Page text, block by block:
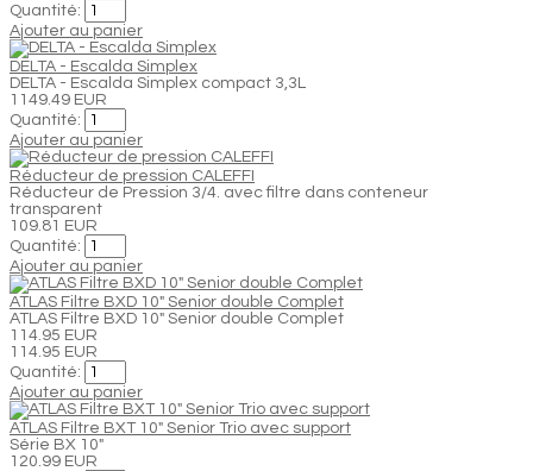
Quantité:
Ajouter au panier
DELTA - Escalda Simplex
DELTA - Escalda Simplex compact 3,3L
1149.49 EUR
Quantité:
Ajouter au panier
Réducteur de pression CALEFFI
Réducteur de Pression 3/4. avec filtre dans conteneur
transparent
109.81 EUR
Quantité:
Ajouter au panier
ATLAS Filtre BXD 10" Senior double Complet
ATLAS Filtre BXD 10" Senior double Complet
114.95 EUR
114.95 EUR
Quantité:
Ajouter au panier
ATLAS Filtre BXT 10" Senior Trio avec support
Série BX 10"
120.99 EUR